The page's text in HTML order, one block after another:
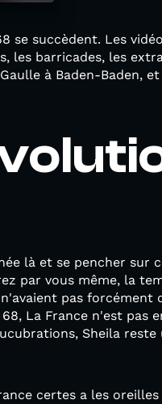
se succèdent. Les
les barricades, les
à Baden-Baden,
là et se pencher sur
par vous même, la
pas forcément
La France n'est pas
Sheila
certes a les